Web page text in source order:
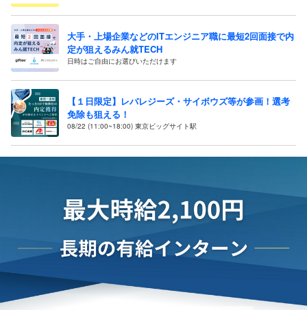
大手・上場企業などのITエンジニア職に最短2回面接で内
定が狙えるみん就TECH
日時はご自由にお選びいただけます
【１日限定】レバレジーズ・サイボウズ等が参画！選考
免除も狙える！
08/22 (11:00~18:00) 東京ビッグサイト駅